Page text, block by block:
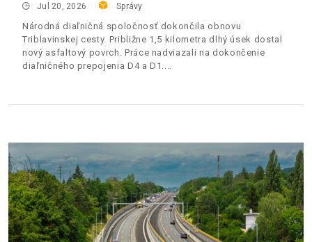
Jul 20, 2026 Správy
Národná diaľničná spoločnosť dokončila obnovu
Triblavinskej cesty. Približne 1,5 kilometra dlhý úsek dostal
nový asfaltový povrch. Práce nadviazali na dokončenie
diaľničného prepojenia D4 a D1.